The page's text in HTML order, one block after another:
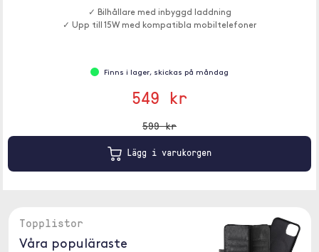
✓ Bilhållare med inbyggd laddning
✓ Upp till 15W med kompatibla mobiltelefoner
Finns i lager, skickas på måndag
549 kr
599 kr
Lägg i varukorgen
Topplistor
Våra populäraste